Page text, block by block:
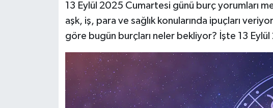
13 Eylül 2025 Cumartesi günü burç yorumları
aşk, iş, para ve sağlık konularında ipuçları
göre bugün burçları neler bekliyor? İşte 13
Televizyon
Yaşam-Çevre